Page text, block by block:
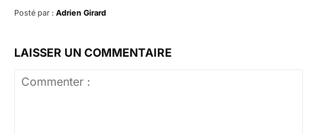
Posté par : Adrien Girard
LAISSER UN COMMENTAIRE